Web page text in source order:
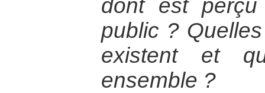
dont est
public ?
existent et
ensemble ?